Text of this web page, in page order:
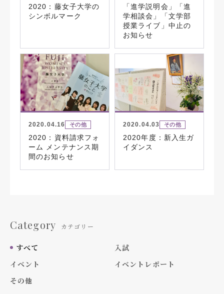
2020：藤女子大学の
シンボルマーク
「進学説明会」「進
学相談会」「文学部
授業ライブ」中止の
お知らせ
2020.04.16 その他
2020：資料請求フォ
ーム メンテナンス期
間のお知らせ
2020.04.03 その他
2020年度：新入生ガ
イダンス
Category カテゴリー
すべて
入試
イベント
イベントレポート
その他